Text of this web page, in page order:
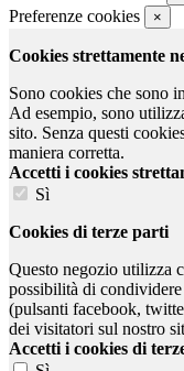
Preferenze cookies ×
Cookies strettamente
Sono cookies che sono
Ad esempio, sono
sito. Senza questi
maniera corretta.
Accetti i cookies
Sì
Cookies di terze parti
Questo negozio utilizza
possibilità di
(pulsanti facebook,
dei visitatori sul nostro
Accetti i cookies di